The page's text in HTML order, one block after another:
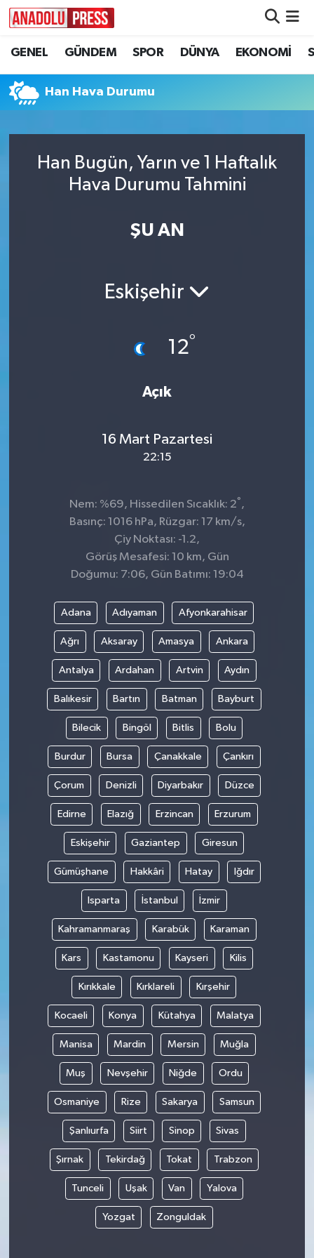
GENEL GÜNDEM SPOR DÜNYA EKONOMİ
Han Hava Durumu
Han Bugün, Yarın ve 1 Haftalık
Hava Durumu Tahmini
ŞU AN
Eskişehir
12°
Açık
16 Mart Pazartesi
22:15
Nem: %69, Hissedilen Sıcaklık: 2° ,
Basınç: 1016 hPa, Rüzgar: 17 km/s,
Çiy Noktası: -1.2,
Görüş Mesafesi: 10 km, Gün
Doğumu: 7:06, Gün Batımı: 19:04
Adana Adıyaman Afyonkarahisar
Ağrı Aksaray Amasya Ankara
Antalya Ardahan Artvin Aydın
Balıkesir Bartın Batman Bayburt
Bilecik Bingöl Bitlis Bolu
Burdur Bursa Çanakkale Çankırı
Çorum Denizli Diyarbakır Düzce
Edirne Elazığ Erzincan Erzurum
Eskişehir Gaziantep Giresun
Gümüşhane Hakkâri Hatay Iğdır
Isparta İstanbul İzmir
Kahramanmaraş Karabük Karaman
Kars Kastamonu Kayseri Kilis
Kırıkkale Kırklareli Kırşehir
Kocaeli Konya Kütahya Malatya
Manisa Mardin Mersin Muğla
Muş Nevşehir Niğde Ordu
Osmaniye Rize Sakarya Samsun
Şanlıurfa Siirt Sinop Sivas
Şırnak Tekirdağ Tokat Trabzon
Tunceli Uşak Van Yalova
Yozgat Zonguldak
Nöbetçi Eczaneler
Hava Durumu
Trafik Durumu